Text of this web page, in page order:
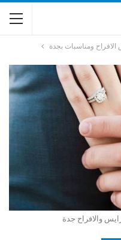
ومناسبات بجدة
والافراح جدة